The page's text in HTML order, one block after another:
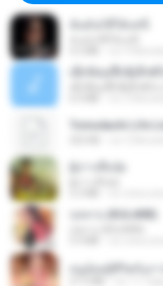
กุหลาบ (KULARB)
หนูน้อยสู้ชีวิตกับภา